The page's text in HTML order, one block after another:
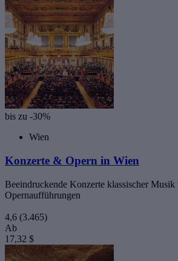
bis zu -30%
Wien
Konzerte & Opern in Wien
Beeindruckende Konzerte klassischer Musik
Opernaufführungen
4,6 (3.465)
Ab
17,32 $